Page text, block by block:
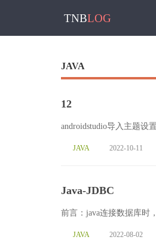
TNBLOG
JAVA
12
androidstudio导入主题设
JAVA 2022-10-11
Java-JDBC
前言：java连接数据库时
JAVA 2022-08-02